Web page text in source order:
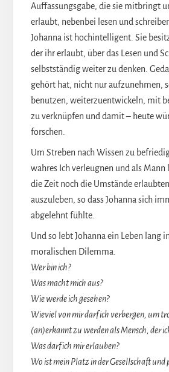
Auffassungsgabe, die sie mitbringt
erlaubt, nebenbei lesen und
Johanna ist hochintelligent. Sie
der ihr erlaubt, über das Lesen und
selbstständig weiter zu denken.
gehört hat, nicht nur aufzunehmen,
benutzen, weiterzuentwickeln, mit
zu verknüpfen und damit – heute
forschen.
Um Streben nach Wissen zu
wahres Ich verleugnen und als Mann
die Zeit noch die Umstände
auszuleben, so dass Johanna sich
abgelehnt fühlte.
Und so lebt Johanna ein Leben lang
moralischen Dilemma.
Wer bin ich?
Was macht mich aus?
Wie werde ich gesehen?
Wieviel von mir darf ich verbergen, um
(an)erkannt zu werden als Mensch, der
Was darf ich mir erlauben?
Wo ist mein Platz in der Gesellschaft und